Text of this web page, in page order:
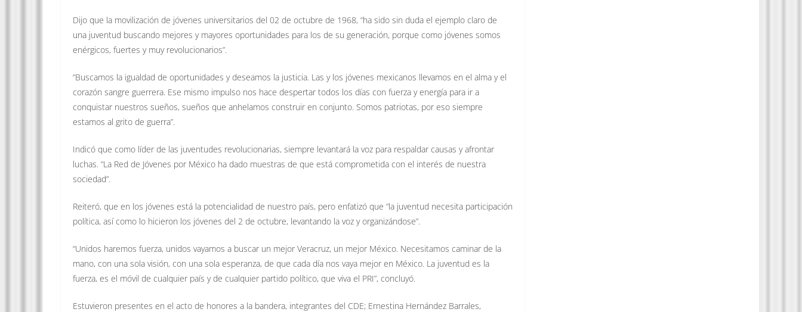
Dijo que la movilización de jóvenes universitarios del 02 de octubre de 1968, “ha sido sin duda el ejemplo claro de
una juventud buscando mejores y mayores oportunidades para los de su generación, porque como jóvenes somos
enérgicos, fuertes y muy revolucionarios”.
“Buscamos la igualdad de oportunidades y deseamos la justicia. Las y los jóvenes mexicanos llevamos en el alma y el
corazón sangre guerrera. Ese mismo impulso nos hace despertar todos los días con fuerza y energía para ir a
conquistar nuestros sueños, sueños que anhelamos construir en conjunto. Somos patriotas, por eso siempre
estamos al grito de guerra”.
Indicó que como líder de las juventudes revolucionarias, siempre levantará la voz para respaldar causas y afrontar
luchas. “La Red de Jóvenes por México ha dado muestras de que está comprometida con el interés de nuestra
sociedad”.
Reiteró, que en los jóvenes está la potencialidad de nuestro país, pero enfatizó que “la juventud necesita participación
política, así como lo hicieron los jóvenes del 2 de octubre, levantando la voz y organizándose”.
“Unidos haremos fuerza, unidos vayamos a buscar un mejor Veracruz, un mejor México. Necesitamos caminar de la
mano, con una sola visión, con una sola esperanza, de que cada día nos vaya mejor en México. La juventud es la
fuerza, es el móvil de cualquier país y de cualquier partido político, que viva el PRI”, concluyó.
Estuvieron presentes en el acto de honores a la bandera, integrantes del CDE; Ernestina Hernández Barrales,